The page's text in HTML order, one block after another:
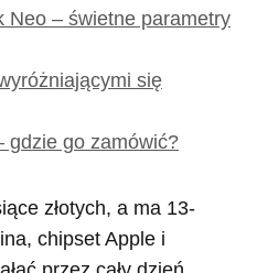
Neo – świetne parametry
się
gdzie go zamówić?
złotych, a ma 13-
chipset Apple i